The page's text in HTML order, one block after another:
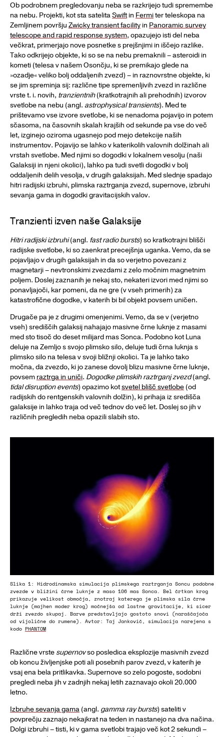
Ob podrobnem pregledovanju neba se razkrijejo tudi spremembe
na nebu. Projekti, kot sta satelitaSwiftin Fermiter teleskopa na
Zemljinem površju Zwicky transient facility in Panoramic survey
telescope and rapid response system, opazujejo isti del neba
večkrat, primerjajo nove posnetke s prejšnjimi in iščejo razlike.
Tako odkrijejo objekte, ki so se na nebu premaknili – asteroidi in
kometi (telesa v našem Osončju, ki se premikajo glede na
»ozadje« veliko bolj oddaljenih zvezd) – in raznovrstne objekte, ki
se jim spreminja sij: različne tipe spremenljivih zvezd in različne
vrste t. i. novih, tranzientnih(kratkotrajnih ali prehodnih) izvorov
svetlobe na nebu (angl. astrophysical transients). Med te
prištevamo vse izvore svetlobe, ki se nenadoma pojavijo in potem
sčasoma, na časovnih skalah krajših od sekunde pa vse do več
let, izginejo oziroma ugasnejo pod mejo detekcije naših
instrumentov. Pojavijo se lahko v katerikolih valovnih dolžinah ali
vrstah svetlobe. Med njimi so dogodki v lokalnem vesolju (naši
Galaksiji in njeni okolici), lahko pa tudi svetli dogodki v bolj
oddaljenih delih vesolja, v drugih galaksijah. Med slednje spadajo
hitri radijski izbruhi, plimska raztrganja zvezd, supernove, izbruhi
sevanja gama in dogodki gravitacijskih valov.
Tranzienti izven naše Galaksije
Hitri radijski izbruhi(angl. fast radio bursts) so kratkotrajni blišči
radijske svetlobe, ki so zaenkrat precejšnja uganka. Vemo, da se
pojavljajo v drugih galaksijah in da so verjetno povezani z
magnetarji – nevtronskimi zvezdami z zelo močnim magnetnim
poljem. Doslej zaznanih je nekaj sto, nekateri izvori med njimi so
ponavljajoči, kar pomeni, da ne gre (v vseh primerih) za
katastrofične dogodke, v katerih bi bil objekt povsem uničen.
Drugače pa je z drugimi omenjenimi. Vemo, da se v (verjetno
vseh) središčih galaksij nahajajo masivne črne luknje z masami
med sto tisoč do deset milijard mas Sonca. Podobno kot Luna
deluje na Zemljo s svojo plimsko silo, deluje tudi črna luknja s
plimsko silo na telesa v svoji bližnji okolici. Ta je lahko tako
močna, da zvezdo, ki jo zanese dovolj blizu masivne črne luknje,
povsem raztrga in uniči. Dogodke plimskih raztrganj zvezd(angl.
tidal disruption events) opazimo kotsvetel blišč svetlobe (od
radijskih do rentgenskih valovnih dolžin), ki prihaja iz središča
galaksije in lahko traja od več tednov do več let. Doslej so jih v
različnih pregledih neba opazili slabih sto.
Slika 1: Hidrodinamska simulacija plimskega raztrganja Soncu podobne
zvezde v bližini črne luknje z maso 106 mas Sonca. Bel črtkan krog
prikazuje velikost območja, znotraj katerega je plimska sila črne
luknje (majhen moder krog) močnejša od lastne gravitacije, ki sicer
drži zvezdo skupaj. Barve predstavljajo gostoto snovi (naraščajoča
od vijolične do rumene). Avtor: Taj Jankovič, simulacija narejena s
kodo PHANTOM
Različne vrste supernovso posledica eksplozije masivnih zvezd
ob koncu življenjske poti ali posebnih parov zvezd, v katerih je
vsaj ena bela pritlikavka. Supernove so zelo pogoste, sodobni
pregledi neba jih v zadnjih nekaj letih zaznavajo okoli 20.000
letno.
Izbruhe sevanja gama (angl. gamma ray bursts) sateliti v
povprečju zaznajo nekajkrat na teden in nastanejo na dva načina.
Dolgi izbruhi – tisti, ki v gama svetlobi trajajo več kot 2 sekundi –